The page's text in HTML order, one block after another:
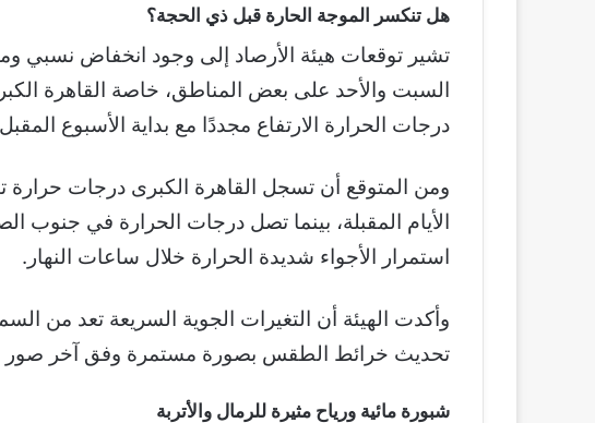
هل تنكسر الموجة الحارة قبل ذي الحجة؟
تشير توقعات هيئة الأرصاد إلى وجود انخفاض نسبي
السبت والأحد على بعض المناطق، خاصة القاهرة
درجات الحرارة الارتفاع مجددًا مع بداية الأسبوع
استمرار الأجواء شديدة الحرارة خلال ساعات النهار.
وأكدت الهيئة أن التغيرات الجوية السريعة تعد من
تحديث خرائط الطقس بصورة مستمرة وفق آخر صور
شبورة مائية ورياح مثيرة للرمال والأتربة